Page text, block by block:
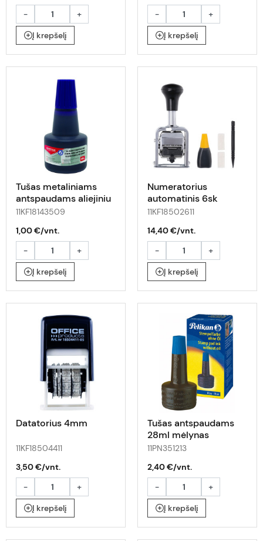
-
+
Į krepšelį
-
+
Į krepšelį
Tušas metaliniams
antspaudams aliejiniu
pagrindu 30ml
11KF18143509
1,00 €/vnt.
-
+
Į krepšelį
Numeratorius
automatinis 6sk
4,5mm OFFp
11KF18502611
14,40 €/vnt.
-
+
Į krepšelį
Datatorius 4mm
11KF18504411
3,50 €/vnt.
-
+
Į krepšelį
Tušas antspaudams
28ml mėlynas
11PN351213
2,40 €/vnt.
-
+
Į krepšelį